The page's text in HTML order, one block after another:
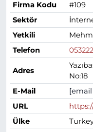
Firma Kodu
#109
Sektör
Yetkili
Telefon
Adres
No:18
E-Mail
URL
Ülke